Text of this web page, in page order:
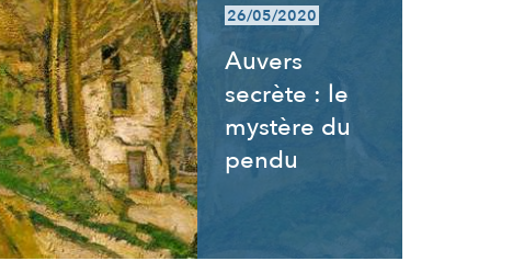
26/05/2020
Auvers
secrète : le
mystère du
pendu